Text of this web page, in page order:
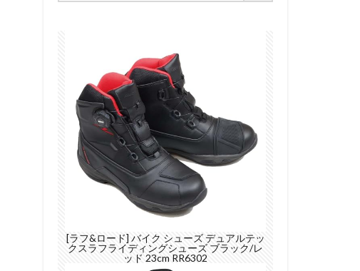
[ラフ&ロード] バイク シューズ デュアルテッ
クスラフライディングシューズ ブラック/レ
ッド 23cm RR6302